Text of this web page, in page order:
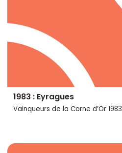
1983 : Eyragues
Vainqueurs de la Corne d’Or 1983